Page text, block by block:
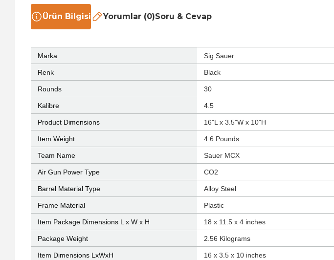
Ürün Bilgisi Yorumlar (0)Soru & Cevap
Marka ‎Sig Sauer
Renk ‎Black
Rounds ‎30
Kalibre ‎4.5
Product Dimensions ‎16"L x 3.5"W x 10"H
Item Weight ‎4.6 Pounds
Team Name ‎Sauer MCX
Air Gun Power Type ‎CO2
Barrel Material Type ‎Alloy Steel
Frame Material ‎Plastic
Item Package Dimensions L x W x H ‎18 x 11.5 x 4 inches
Package Weight ‎2.56 Kilograms
Item Dimensions LxWxH ‎16 x 3.5 x 10 inches